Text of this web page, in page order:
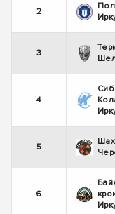
2
3
4
5
6